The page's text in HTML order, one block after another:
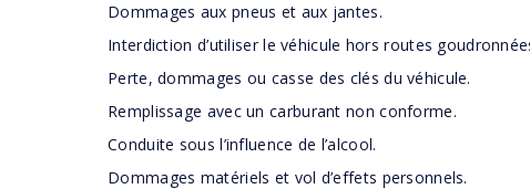
Dommages aux pneus et aux jantes.
Interdiction d’utiliser le véhicule hors routes
Perte, dommages ou casse des clés du véhicule.
Remplissage avec un carburant non conforme.
Conduite sous l’influence de l’alcool.
Dommages matériels et vol d’effets personnels.